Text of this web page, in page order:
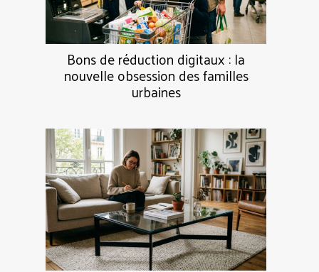
Bons de réduction digitaux : la
nouvelle obsession des familles
urbaines